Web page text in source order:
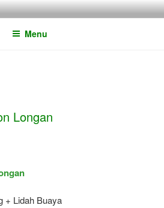
– PIONEER
BUAYA
yang Segarnya Bikin Mood Jadi Good
Menu
Longan
+ Lidah Buaya